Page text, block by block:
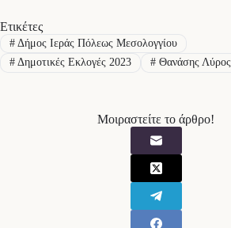
Ετικέτες
#Δήμος Ιεράς Πόλεως Μεσολογγίου
#Δημοτικές Εκλογές 2023 #Θανάσης Λύρος
Μοιραστείτε το άρθρο!